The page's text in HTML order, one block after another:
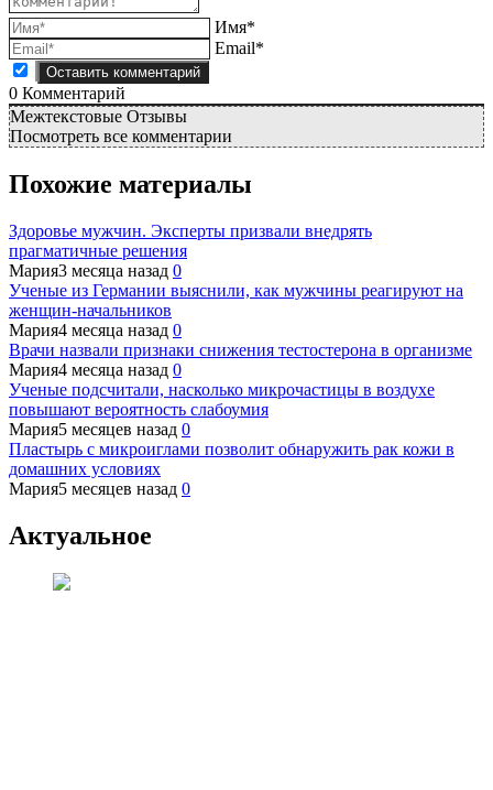
Имя*
Email*
0 Комментарий
Межтекстовые Отзывы
Посмотреть все комментарии
Похожие материалы
Здоровье мужчин. Эксперты призвали внедрять
прагматичные решения
Мария3 месяца назад 0
Ученые из Германии выяснили, как мужчины реагируют на
женщин-начальников
Мария4 месяца назад 0
Врачи назвали признаки снижения тестостерона в организме
Мария4 месяца назад 0
Ученые подсчитали, насколько микрочастицы в воздухе
повышают вероятность слабоумия
Мария5 месяцев назад 0
Пластырь с микроиглами позволит обнаружить рак кожи в
домашних условиях
Мария5 месяцев назад 0
Актуальное